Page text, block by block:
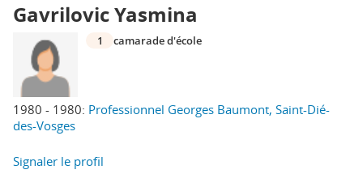
Gavrilovic Yasmina
1980 - 1980: Professionnel Georges Baumont, Saint-Dié-
des-Vosges
1 camarade d'école
Signaler le profil